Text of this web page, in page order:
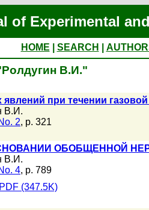
of Experimental
HOME SEARCH
В.И."
при течении
В.И.
2, p. 321
ОБОБЩЕННОЙ
В.И.
4, p. 789
PDF (347.5K)